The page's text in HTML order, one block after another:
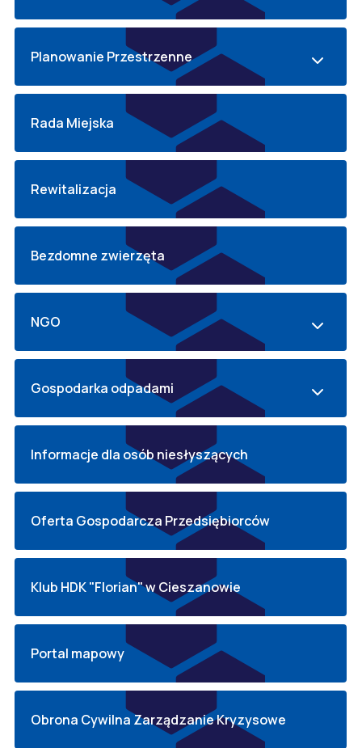
Planowanie Przestrzenne
Rada Miejska
Rewitalizacja
Bezdomne zwierzęta
NGO
Gospodarka odpadami
Informacje dla osób niesłyszących
Oferta Gospodarcza Przedsiębiorców
Klub HDK "Florian" w Cieszanowie
Portal mapowy
Obrona Cywilna Zarządzanie Kryzysowe